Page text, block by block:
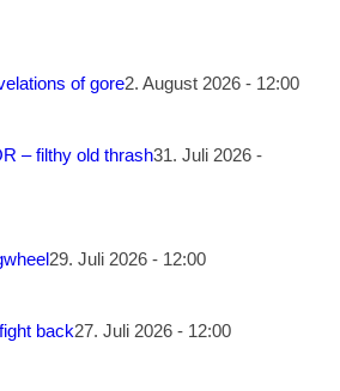
of gore2. August 2026 - 12:00
– filthy old thrash31. Juli 2026 -
29. Juli 2026 - 12:00
back27. Juli 2026 - 12:00